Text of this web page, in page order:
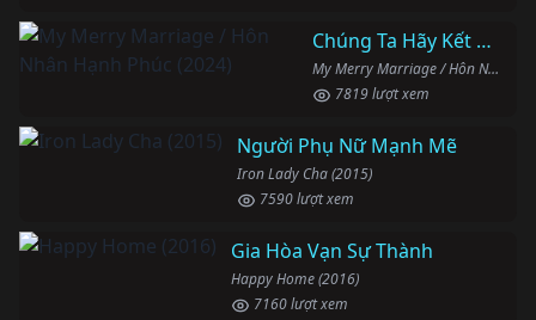
Chúng Ta Hãy Kết Hôn Nhé
My Merry Marriage / Hôn Nhân Hạnh Phúc (2024)
7819 lượt xem
Người Phụ Nữ Mạnh Mẽ
Iron Lady Cha (2015)
7590 lượt xem
Gia Hòa Vạn Sự Thành
Happy Home (2016)
7160 lượt xem